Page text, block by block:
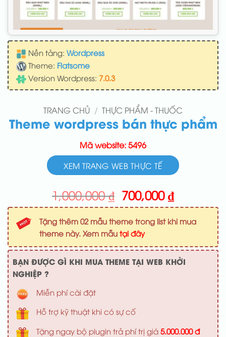
Nền tảng: Wordpress
Theme: Flatsome
Version Wordpress: 7.0.3
TRANG CHỦ / THỰC PHẨM - THUỐC
Theme wordpress bán thực phẩm
Mã website: 5496
XEM TRANG WEB THỰC TẾ
1,000,000₫ Giá
gốc
là:
1,000,000 ₫.
700,000₫Giá
hiện
tại
700,000
Tặng thêm 02 mẫu theme trong list khi mua
theme này. Xem mẫu tại đây
BẠN ĐƯỢC GÌ KHI MUA THEME TẠI WEB KHỞI
NGHIỆP ?
Miễn phí cài đặt
Hỗ trợ kỹ thuật khi có sự cố
Tặng ngay bộ plugin trả phí trị giá 5.000.000 đ